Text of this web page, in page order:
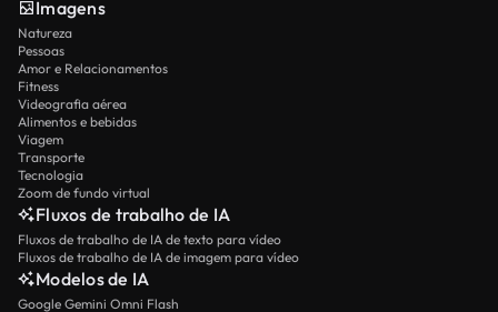
Imagens
Natureza
Pessoas
Amor e Relacionamentos
Fitness
Videografia aérea
Alimentos e bebidas
Viagem
Transporte
Tecnologia
Zoom de fundo virtual
Fluxos de trabalho de IA
Fluxos de trabalho de IA de texto para vídeo
Fluxos de trabalho de IA de imagem para vídeo
Modelos de IA
Google Gemini Omni Flash